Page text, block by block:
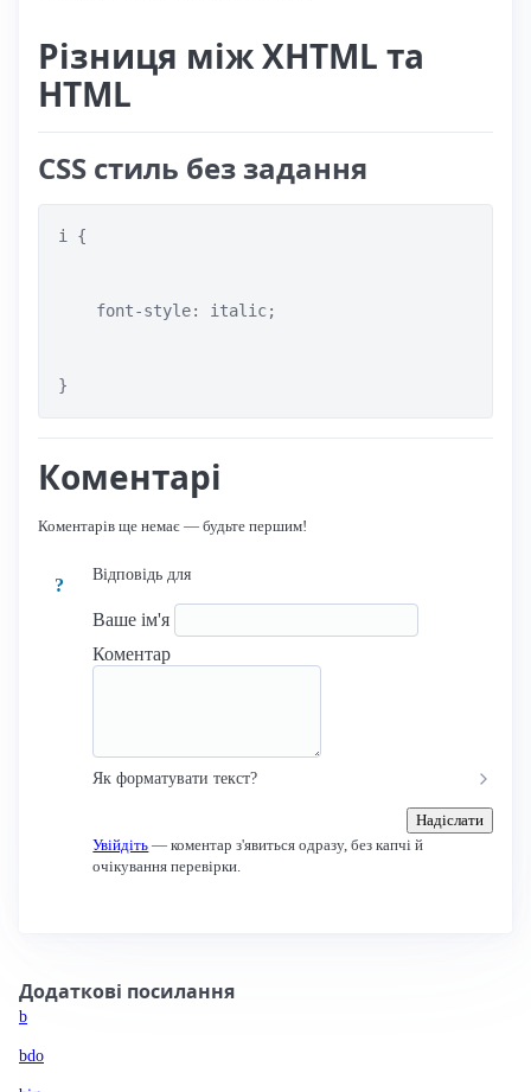
Різниця між XHTML та
HTML
CSS стиль без задання
i {
    font-style: italic;
}
Коментарі
Коментарів ще немає — будьте першим!
?
Відповідь для
Ваше ім'я
Коментар
Як форматувати текст?
Надіслати
Увійдіть — коментар з'явиться одразу, без капчі й
очікування перевірки.
Додаткові посилання
b
bdo